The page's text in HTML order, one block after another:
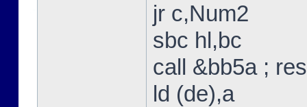
jr c,Num2
sbc hl,bc
call &bb5a ;
ld (de),a